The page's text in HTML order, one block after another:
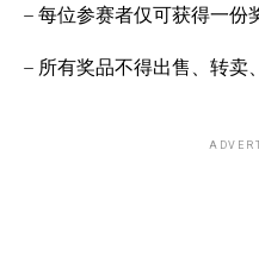
– 每位参赛者仅可获得一份
– 所有奖品不得出售、转卖